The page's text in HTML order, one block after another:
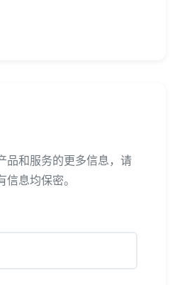
品和服务的更多信息，请
息均保密。